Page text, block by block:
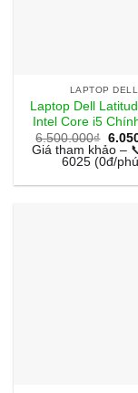
LAPTOP DELL
Laptop Dell
Intel Core i5
6.500.000₫ Giá
gốc
là:
Giá tham khảo –
6025 (0đ/